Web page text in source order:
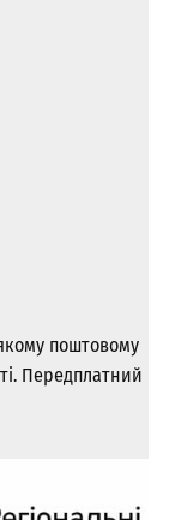
поштовому
Передплатний